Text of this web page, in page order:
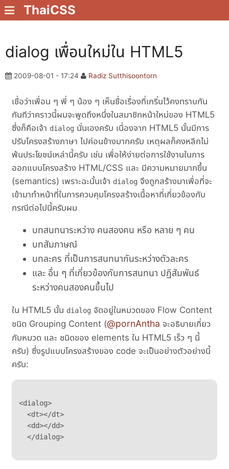
ThaiCSS
dialog เพื่อนใหม่ใน HTML5
2009-08-01 - 17:24 Radiz Sutthisoontorn
เชื่อว่าเพื่อน ๆ พี่ ๆ น้อง ๆ เห็นชื่อเรื่องที่เกริ่นไว้คงทราบกัน
ทันทีว่าคราวนี้ผมจะพูดถึงหนึ่งในสมาชิกหน้าใหม่ของ HTML5
ซึ่งก็คือเจ้า dialog นั่นเองครับ เนื่องจาก HTML5 นั้นมีการ
ปรับโครงสร้างภาษา ไปค่อนข้างมากครับ เหตุผลก็คงหลีกไม่
พ้นประโยชน์เหล่านี้ครับ เช่น เพื่อให้ง่ายต่อการใช้งานในการ
ออกแบบโครงสร้าง HTML/CSS และ มีความหมายมากขึ้น
(semantics) เพราะฉะนั้นเจ้า dialog จึงถูกสร้างมาเพื่อที่จะ
เข้ามาทำหน้าที่ในการควบคุมโครงสร้างเนื้อหาที่เกี่ยวข้องกับ
กรณีต่อไปนี้ครับผม
บทสนทนาระหว่าง คนสองคน หรือ หลาย ๆ คน
บทสัมภาษณ์
บทละคร ที่เป็นการสนทนากันระหว่างตัวละคร
และ อื่น ๆ ที่เกี่ยวข้องกับการสนทนา ปฏิสัมพันธ์
ระหว่างคนสองคนขึ้นไป
ใน HTML5 นั้น dialog จัดอยู่ในหมวดของ Flow Content
ชนิด Grouping Content (@pornAntha จะอธิบายเกี่ยว
กับหมวด และ ชนิดของ elements ใน HTML5 เร็ว ๆ นี้
ครับ) ซึ่งรูปแบบโครงสร้างของ code จะเป็นอย่างตัวอย่างนี้
ครับ:
<dialog>
  <dt></dt>
  <dd></dd>